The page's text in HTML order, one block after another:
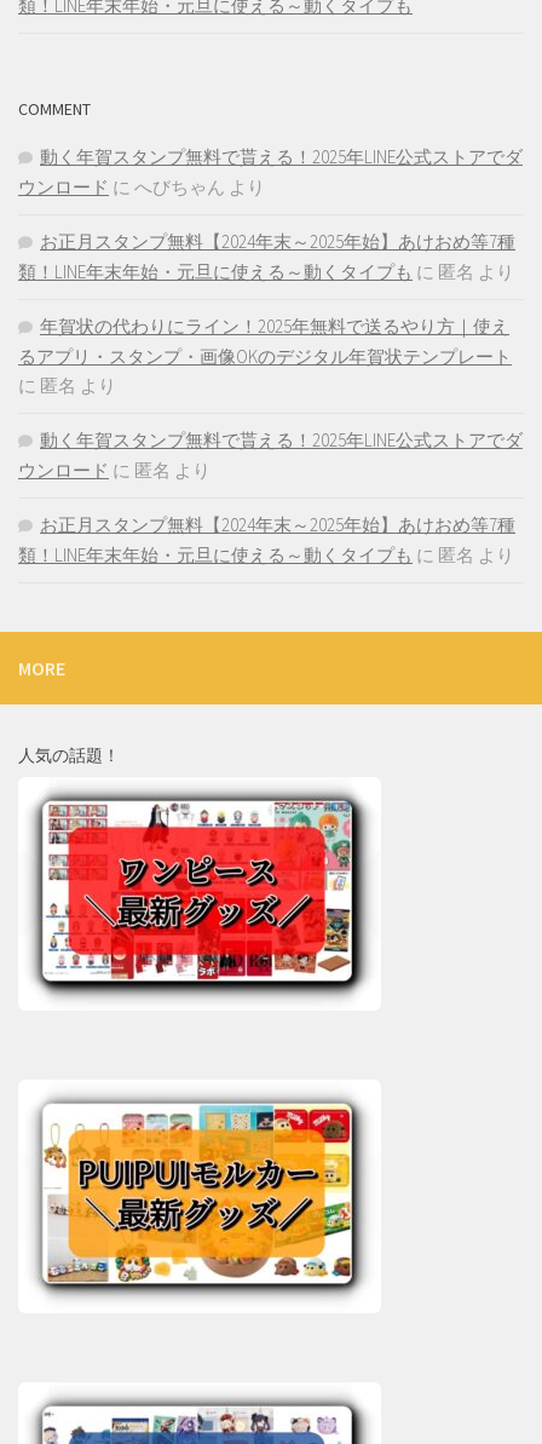
類！LINE年末年始・元旦に使える～動くタイプも
COMMENT
動く年賀スタンプ無料で貰える！2025年LINE公式ストアでダ
ウンロード に へびちゃん より
お正月スタンプ無料【2024年末～2025年始】あけおめ等7種
類！LINE年末年始・元旦に使える～動くタイプも に 匿名 より
年賀状の代わりにライン！2025年無料で送るやり方｜使え
るアプリ・スタンプ・画像OKのデジタル年賀状テンプレート
に 匿名 より
動く年賀スタンプ無料で貰える！2025年LINE公式ストアでダ
ウンロード に 匿名 より
お正月スタンプ無料【2024年末～2025年始】あけおめ等7種
類！LINE年末年始・元旦に使える～動くタイプも に 匿名 より
MORE
人気の話題！